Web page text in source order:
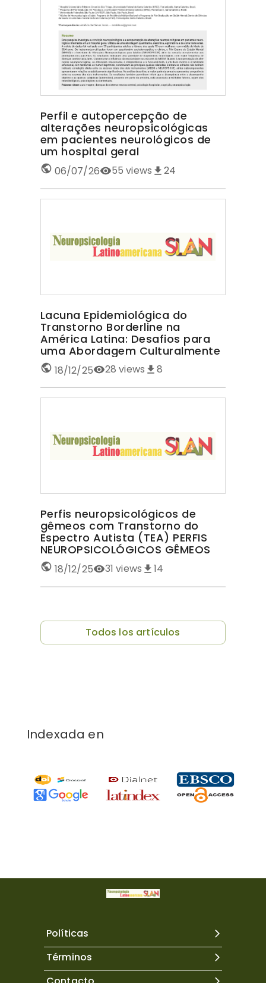
Perfil e autopercepção de
alterações neuropsicológicas
em pacientes neurológicos de
um hospital geral
06/07/26 55 views 24
Lacuna Epidemiológica do
Transtorno Borderline na
América Latina: Desafios para
uma Abordagem Culturalmente
Sensível TRANSTORNO
BORDERLINE NA AMÉRICA LATINA
18/12/25 28 views 8
Perfis neuropsicológicos de
gêmeos com Transtorno do
Espectro Autista (TEA) PERFIS
NEUROPSICOLÓGICOS GÊMEOS
COM TEA
18/12/25 31 views 14
Todos los artículos
Indexada en
Políticas
Términos